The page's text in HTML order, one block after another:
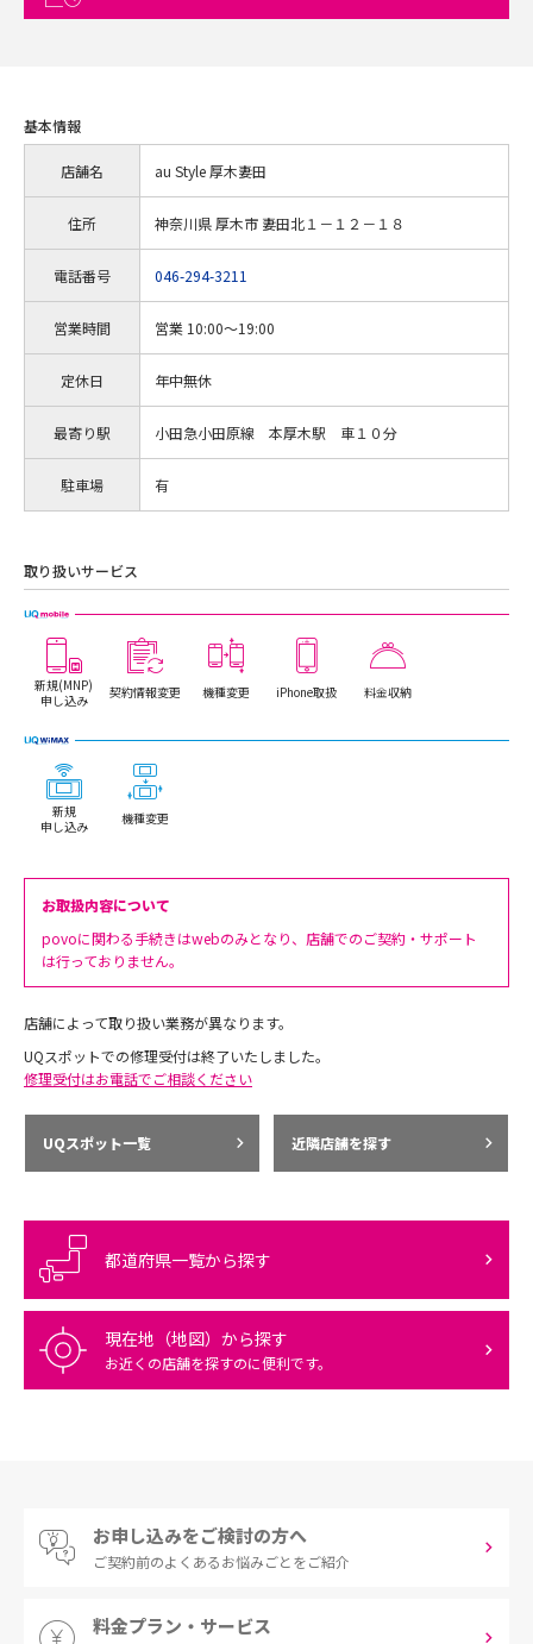
基本情報
店舗名 au Style 厚木妻田
住所 神奈川県 厚木市 妻田北１－１２－１８
電話番号 046-294-3211
営業時間 営業 10:00～19:00
定休日 年中無休
最寄り駅 小田急小田原線 本厚木駅 車１０分
駐車場 有
取り扱いサービス
新規(MNP)
申し込み
契約情報変更 機種変更 iPhone取扱 料金収納
新規
申し込み
機種変更
お取扱内容について
povoに関わる手続きはwebのみとなり、店舗でのご契約・サポート
は行っておりません。
店舗によって取り扱い業務が異なります。
UQスポットでの修理受付は終了いたしました。
修理受付はお電話でご相談ください
UQスポット一覧 近隣店舗を探す
都道府県一覧から探す
現在地（地図）から探す
お近くの店舗を探すのに便利です。
お申し込みをご検討の方へ
ご契約前のよくあるお悩みごとをご紹介
料金プラン・サービス